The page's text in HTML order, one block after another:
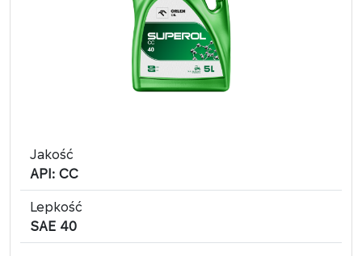
Jakość
API: CC
Lepkość
SAE 40